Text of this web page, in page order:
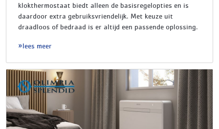
klokthermostaat biedt alleen de basisregelopties en is
daardoor extra gebruiksvriendelijk. Met keuze uit
draadloos of bedraad is er altijd een passende oplossing.
lees meer